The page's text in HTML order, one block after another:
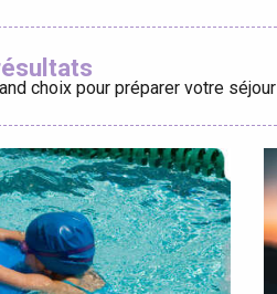
choix pour préparer votre séjour